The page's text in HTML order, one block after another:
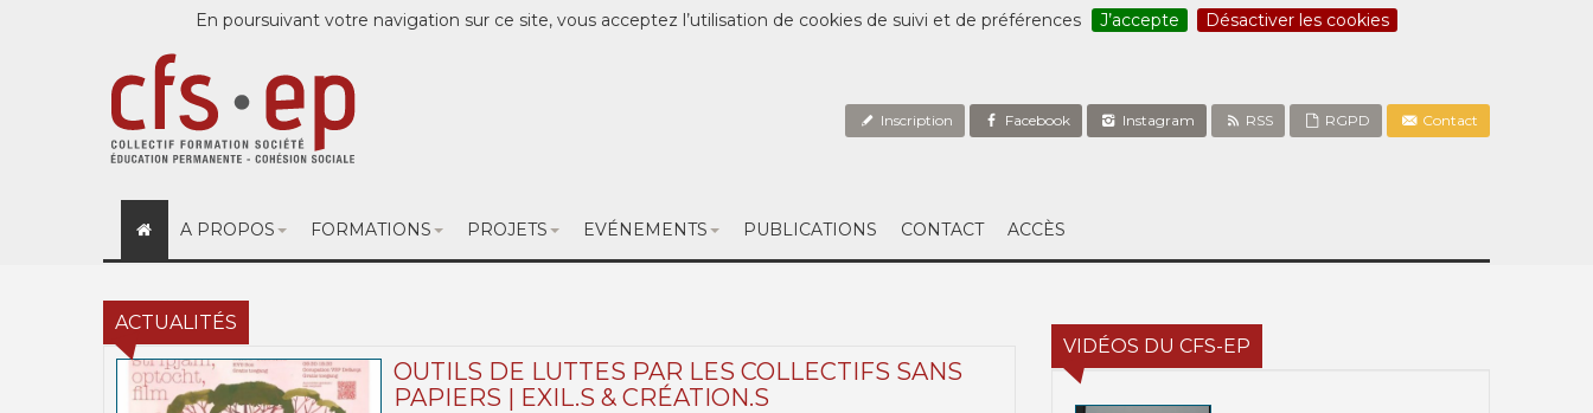
En poursuivant votre navigation sur ce site, vous acceptez l’utilisation de cookies de suivi et de préférences J’accepte Désactiver les cookies
Inscription Facebook Instagram RSS RGPD Contact
A PROPOS FORMATIONS PROJETS EVÉNEMENTS PUBLICATIONS CONTACT ACCÈS
ACTUALITÉS
OUTILS DE LUTTES PAR LES COLLECTIFS SANS
PAPIERS | EXIL.S & CRÉATION.S
VIDÉOS DU CFS-EP